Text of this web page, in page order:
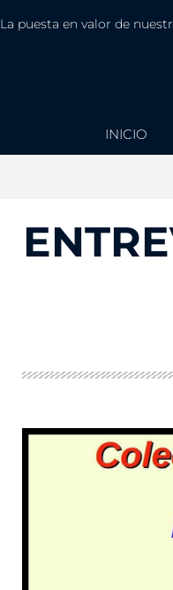
La puesta en valor de
INICIO